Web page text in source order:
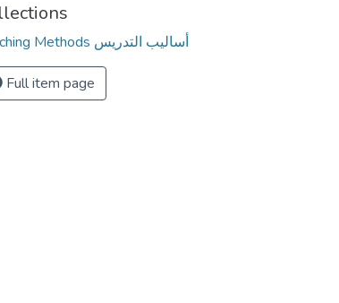
Teaching Methods أساليب التدريس
Full item page